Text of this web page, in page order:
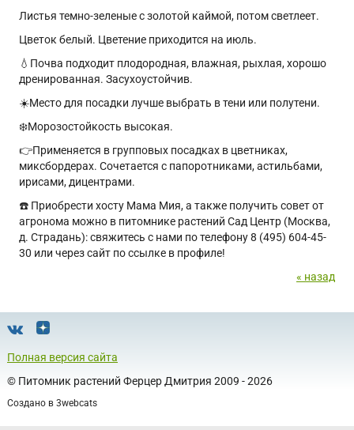
Листья темно-зеленые с золотой каймой, потом светлеет.
Цветок белый. Цветение приходится на июль.
💧Почва подходит плодородная, влажная, рыхлая, хорошо
дренированная. Засухоустойчив.
☀️Место для посадки лучше выбрать в тени или полутени.
❄️Морозостойкость высокая.
👉Применяется в групповых посадках в цветниках,
миксбордерах. Сочетается с папоротниками, астильбами,
ирисами, дицентрами.
☎️ Приобрести хосту Мама Мия, а также получить совет от
агронома можно в питомнике растений Сад Центр (Москва,
д. Страдань): свяжитесь с нами по телефону 8 (495) 604-45-
30 или через сайт по ссылке в профиле!
« назад
Полная версия сайта
© Питомник растений Ферцер Дмитрия 2009 - 2026
Создано в 3webcats